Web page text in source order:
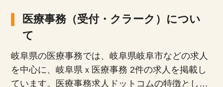
医療事務（受付・クラーク）につい
て
岐阜県の医療事務では、岐阜県岐阜市などの求人
を中心に、岐阜県ｘ医療事務 2件の求人を掲載し
ています。医療事務求人ドットコムの特徴とし